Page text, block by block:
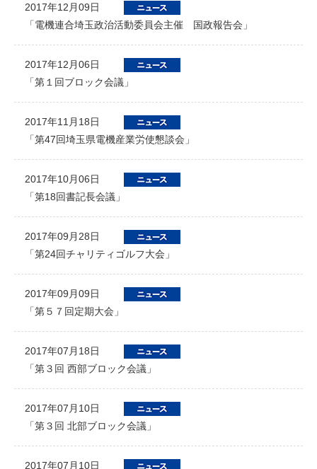
2017年12月09日
「電機連合埼玉政治活動委員会主催 国政報告会」
2017年12月06日
「第１回ブロック会議」
2017年11月18日
「第47回埼玉県電機産業労使懇談会」
2017年10月06日
「第18回書記長会議」
2017年09月28日
「第24回チャリティゴルフ大会」
2017年09月09日
「第５７回定期大会」
2017年07月18日
「第３回 西部ブロック会議」
2017年07月10日
「第３回 北部ブロック会議」
2017年07月10日